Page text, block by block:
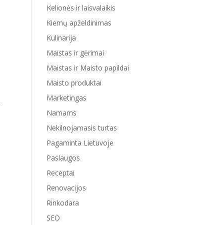
Kelionės ir laisvalaikis
Kiemų apželdinimas
Kulinarija
Maistas ir gėrimai
Maistas ir Maisto papildai
Maisto produktai
Marketingas
Namams
Nekilnojamasis turtas
Pagaminta Lietuvoje
Paslaugos
Receptai
Renovacijos
Rinkodara
SEO